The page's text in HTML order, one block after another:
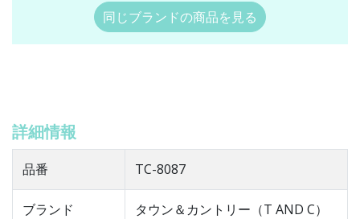
同じブランドの商品を見る
詳細情報
品番 TC-8087
ブランド タウン＆カントリー（T AND C）